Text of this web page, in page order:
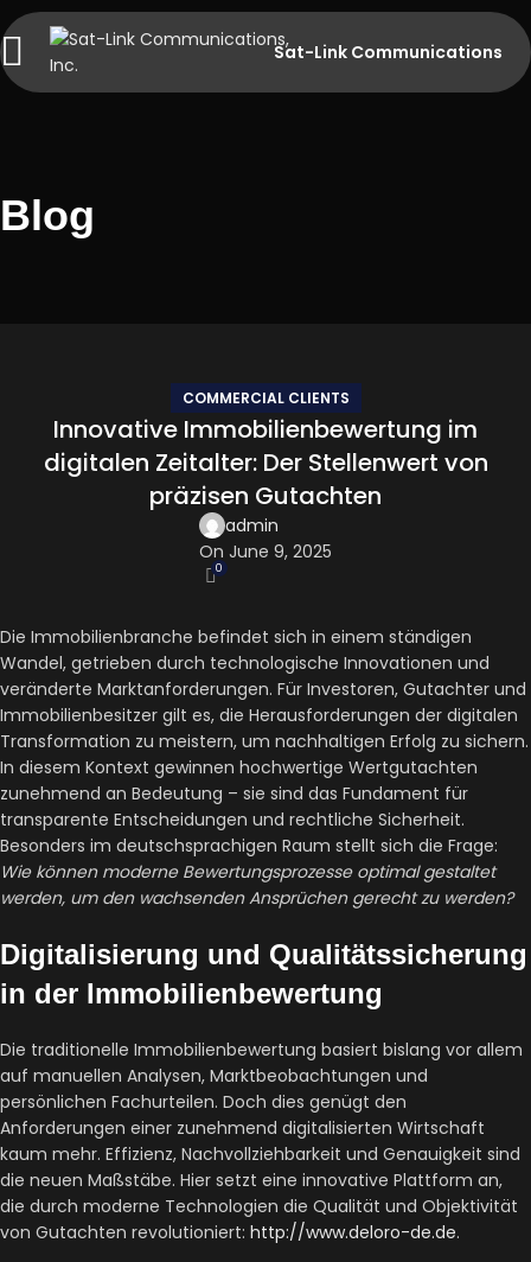
Sat-Link Communications
Blog
COMMERCIAL CLIENTS
Innovative Immobilienbewertung im
digitalen Zeitalter: Der Stellenwert von
präzisen Gutachten
admin
On June 9, 2025
0
Die Immobilienbranche befindet sich in einem ständigen
Wandel, getrieben durch technologische Innovationen und
veränderte Marktanforderungen. Für Investoren, Gutachter und
Immobilienbesitzer gilt es, die Herausforderungen der digitalen
Transformation zu meistern, um nachhaltigen Erfolg zu sichern.
In diesem Kontext gewinnen hochwertige Wertgutachten
zunehmend an Bedeutung – sie sind das Fundament für
transparente Entscheidungen und rechtliche Sicherheit.
Besonders im deutschsprachigen Raum stellt sich die Frage:
Wie können moderne Bewertungsprozesse optimal gestaltet
werden, um den wachsenden Ansprüchen gerecht zu werden?
Digitalisierung und Qualitätssicherung
in der Immobilienbewertung
Die traditionelle Immobilienbewertung basiert bislang vor allem
auf manuellen Analysen, Marktbeobachtungen und
persönlichen Fachurteilen. Doch dies genügt den
Anforderungen einer zunehmend digitalisierten Wirtschaft
kaum mehr. Effizienz, Nachvollziehbarkeit und Genauigkeit sind
die neuen Maßstäbe. Hier setzt eine innovative Plattform an,
die durch moderne Technologien die Qualität und Objektivität
von Gutachten revolutioniert: http://www.deloro-de.de.